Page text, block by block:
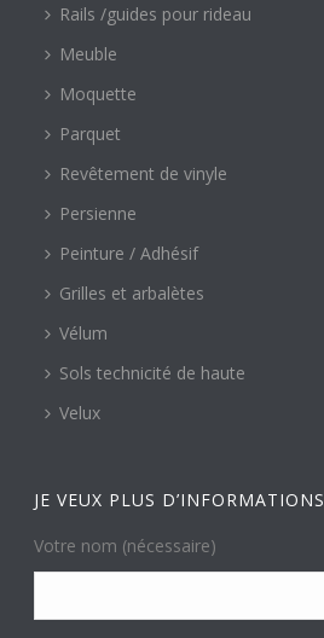
Rails /guides pour rideau
Meuble
Moquette
Parquet
Revêtement de vinyle
Persienne
Peinture / Adhésif
Grilles et arbalètes
Vélum
Sols technicité de haute
Velux
JE VEUX PLUS D’INFORMATIONS
Votre nom (nécessaire)